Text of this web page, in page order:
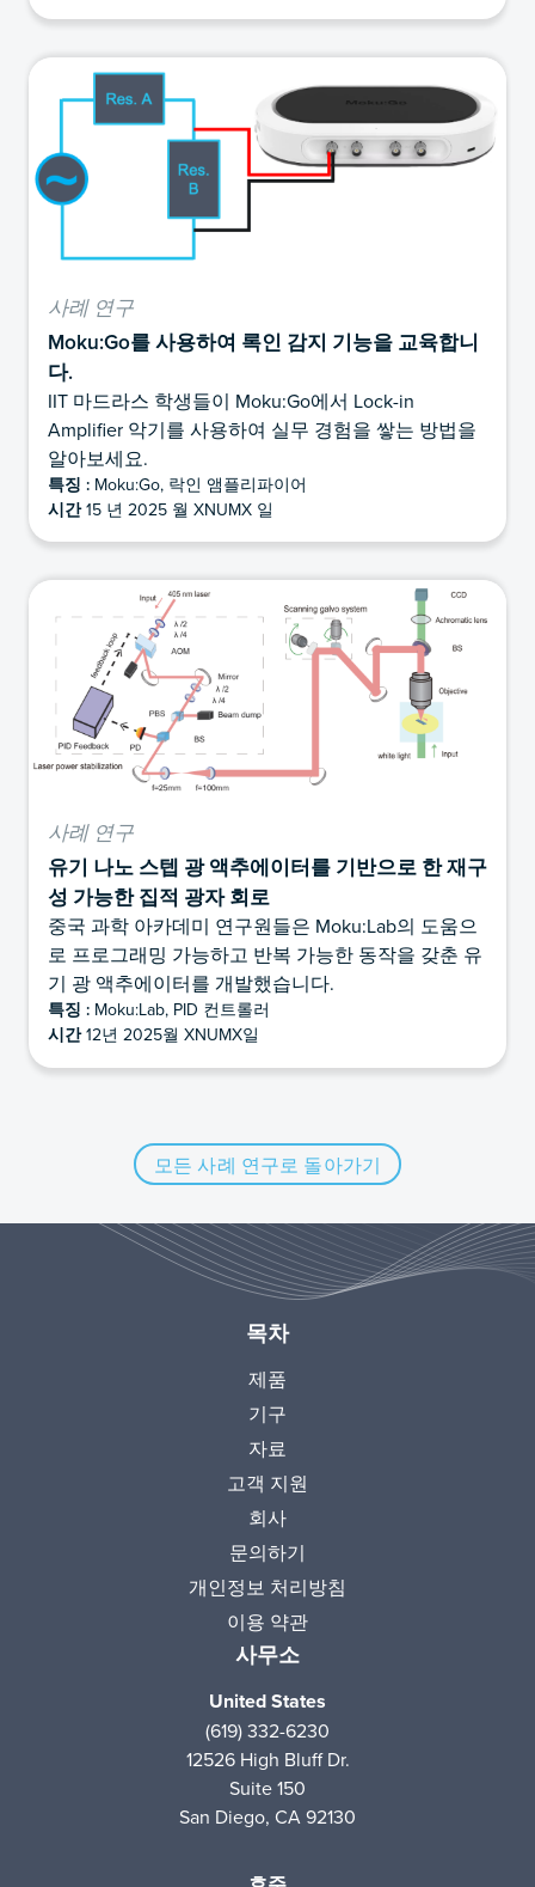
사례 연구
Moku:Go를 사용하여 록인 감지 기능을 교육합니
다.
IIT 마드라스 학생들이 Moku:Go에서 Lock-in
Amplifier 악기를 사용하여 실무 경험을 쌓는 방법을
알아보세요.
특징 : Moku:Go, 락인 앰플리파이어
시간15 년 2025 월 XNUMX 일
사례 연구
유기 나노 스텝 광 액추에이터를 기반으로 한 재구
성 가능한 집적 광자 회로
중국 과학 아카데미 연구원들은 Moku:Lab의 도움으
로 프로그래밍 가능하고 반복 가능한 동작을 갖춘 유
기 광 액추에이터를 개발했습니다.
특징 : Moku:Lab, PID 컨트롤러
시간12년 2025월 XNUMX일
모든 사례 연구로 돌아가기
목차
제품
기구
자료
고객 지원
회사
문의하기
개인정보 처리방침
이용 약관
사무소
United States
(619) 332-6230
12526 High Bluff Dr.
Suite 150
San Diego, CA 92130